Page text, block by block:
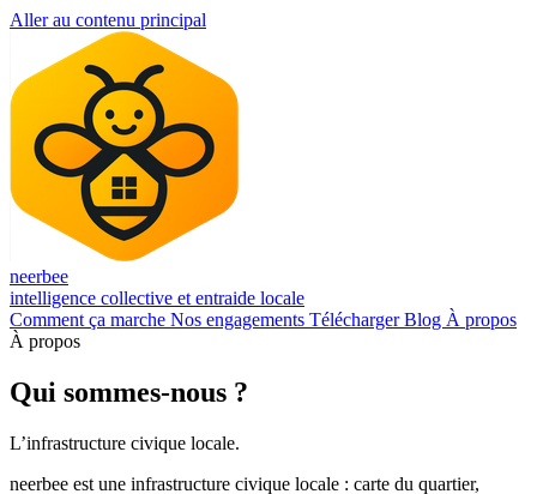
Aller au contenu principal
neerbee
intelligence collective et entraide locale
Comment ça marche Nos engagements TéléchargerBlog À propos
À propos
Qui sommes-nous ?
L’infrastructure civique locale.
neerbee est une infrastructure civique locale : carte du quartier,